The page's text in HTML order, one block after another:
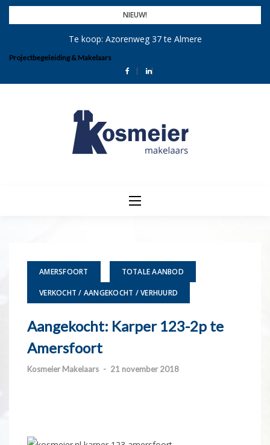
Skip
NIEUW!
Te koop: Azorenweg 37 te Almere
Projectbegeleiding & Makelaars
AMERSFOORT TOTALE AANBOD
VERKOCHT / AANGEKOCHT / VERHUURD
Aangekocht: Karper 123-2p te
Amersfoort
Kosmeier Makelaars - 21 november 2018